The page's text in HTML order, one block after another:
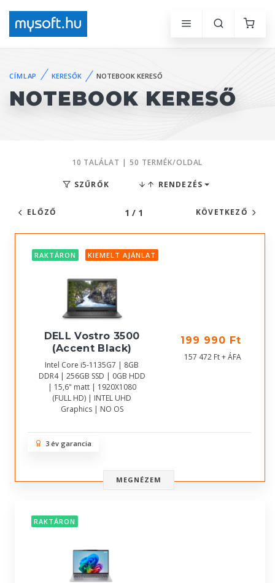
CÍMLAP KERESŐK NOTEBOOK KERESŐ
NOTEBOOK KERESŐ
10 TALÁLAT | 50 TERMÉK/OLDAL
SZŰRŐK RENDEZÉS
ELŐZŐ 1 / 1 KÖVETKEZŐ
RAKTÁRON KIEMELT AJÁNLAT
DELL Vostro 3500
(Accent Black)
Intel Core i5-1135G7 | 8GB
DDR4 | 256GB SSD | 0GB HDD
| 15,6" matt | 1920X1080
(FULL HD) | INTEL UHD
Graphics | NO OS
199 990 Ft
157 472 Ft + ÁFA
3 év garancia
MEGNÉZEM
RAKTÁRON